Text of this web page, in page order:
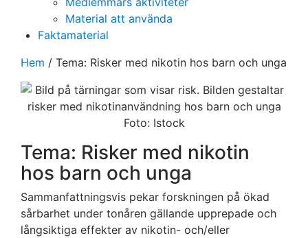
Material att använda
Faktamaterial
Hem / Tema: Risker med nikotin hos barn och unga
Foto: Istock
Tema: Risker med nikotin
hos barn och unga
Sammanfattningsvis pekar forskningen på ökad
sårbarhet under tonåren gällande upprepade och
långsiktiga effekter av nikotin- och/eller